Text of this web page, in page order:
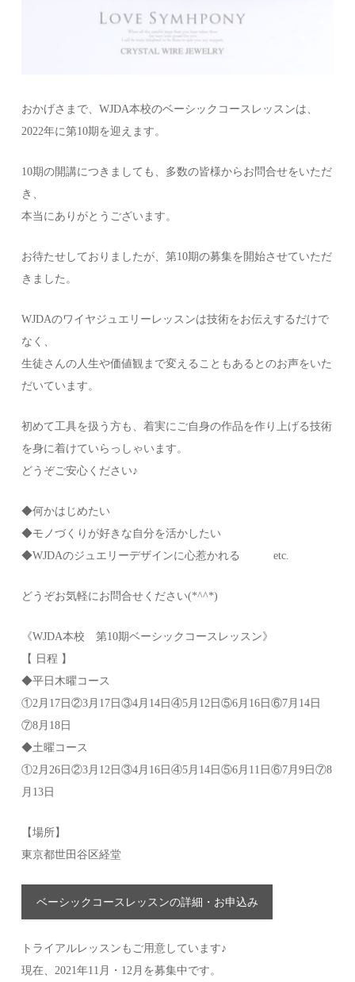
おかげさまで、WJDA本校のベーシックコースレッスンは、
2022年に第10期を迎えます。
10期の開講につきましても、多数の皆様からお問合せをいただ
き、
本当にありがとうございます。
お待たせしておりましたが、第10期の募集を開始させていただ
きました。
WJDAのワイヤジュエリーレッスンは技術をお伝えするだけで
なく、
生徒さんの人生や価値観まで変えることもあるとのお声をいた
だいています。
初めて工具を扱う方も、着実にご自身の作品を作り上げる技術
を身に着けていらっしゃいます。
どうぞご安心ください♪
◆何かはじめたい
◆モノづくりが好きな自分を活かしたい
◆WJDAのジュエリーデザインに心惹かれる etc.
どうぞお気軽にお問合せください(*^^*)
《WJDA本校 第10期ベーシックコースレッスン》
【 日程 】
◆平日木曜コース
①2月17日②3月17日③4月14日④5月12日⑤6月16日⑥7月14日
⑦8月18日
◆土曜コース
①2月26日②3月12日③4月16日④5月14日⑤6月11日⑥7月9日⑦8
月13日
【場所】
東京都世田谷区経堂
ベーシックコースレッスンの詳細・お申込み
トライアルレッスンもご用意しています♪
現在、2021年11月・12月を募集中です。